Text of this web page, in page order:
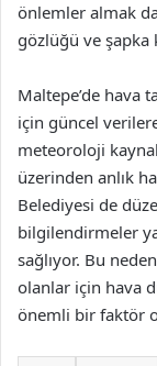
önlemler almak
gözlüğü ve şapka
Maltepe’de hava
için güncel
meteoroloji
üzerinden anlık
Belediyesi de
bilgilendirmeler
sağlıyor. Bu
olanlar için hava
önemli bir faktör